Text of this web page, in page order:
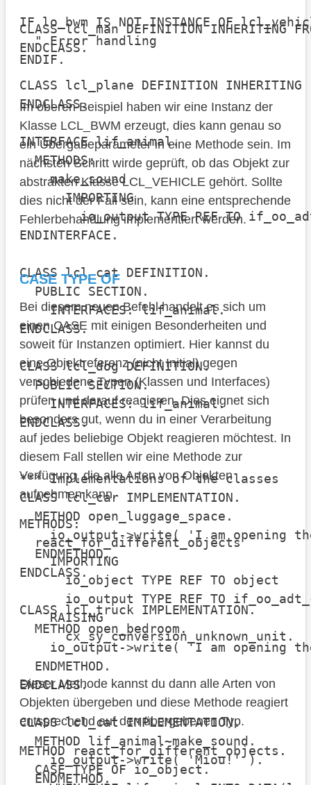
CLASS lcl_man DEFINITION INHERITING
ENDCLASS.
CLASS lcl_plane DEFINITION
ENDCLASS.
INTERFACE lif_animal.
METHODS:
make_sound
IMPORTING
io_output TYPE REF TO
ENDINTERFACE.
CLASS lcl_cat DEFINITION.
PUBLIC SECTION.
INTERFACES: lif_animal.
ENDCLASS.
CLASS lcl_dog DEFINITION.
PUBLIC SECTION.
INTERFACES: lif_animal.
ENDCLASS.
*** Implementations of the classes
CLASS lcl_car IMPLEMENTATION.
METHOD open_luggage_space.
io_output->write( 'I am opening
ENDMETHOD.
ENDCLASS.
CLASS lcl_truck IMPLEMENTATION.
METHOD open_bedroom.
io_output->write( 'I am opening
ENDMETHOD.
ENDCLASS.
CLASS lcl_cat IMPLEMENTATION.
METHOD lif_animal~make_sound.
io_output->write( 'Miou!' ).
ENDMETHOD.
IF lo_bwm IS NOT INSTANCE OF
" Error handling
ENDIF.
Im oberen Beispiel haben wir eine Instanz der
Klasse LCL_BWM erzeugt, dies kann genau so
ein Übergabeparameter in eine Methode sein. Im
nächsten Schritt wirde geprüft, ob das Objekt zur
abstrakten Klasse LCL_VEHICLE gehört. Sollte
dies nicht der Fall sein, kann eine entsprechende
Fehlerbehandlung implementiert werden.
CASE TYPE OF
Bei diesem neuen Befehl handelt es sich um
einen CASE mit einigen Besonderheiten und
soweit für Instanzen optimiert. Hier kannst du
eine Objektreferenz (nicht Initial) gegen
verschiedene Typen (Klassen und Interfaces)
prüfen und darauf reagieren. Dies eignet sich
besonders gut, wenn du in einer Verarbeitung
auf jedes beliebige Objekt reagieren möchtest. In
diesem Fall stellen wir eine Methode zur
Verfügung, die alle Arten von Objekten
aufnehmen kann.
METHODS:
react_for_different_objects
IMPORTING
io_object TYPE REF TO object
io_output TYPE REF TO
RAISING
cx_sy_conversion_unknown_unit.
Dieser Methode kannst du dann alle Arten von
Objekten übergeben und diese Methode reagiert
entsprechend auf den übergebenen Typ.
METHOD react_for_different_objects.
CASE TYPE OF io_object.